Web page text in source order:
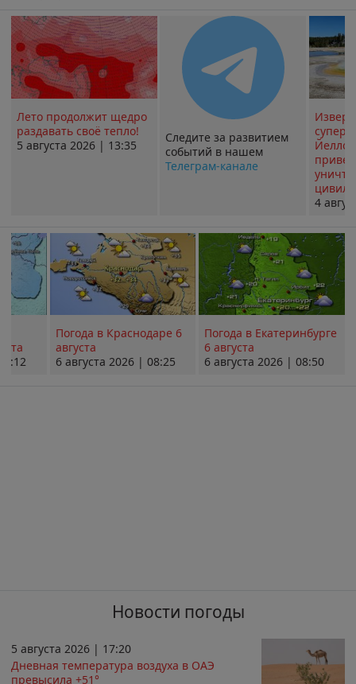
Лето продолжит щедро
раздавать своё тепло!
5 августа 2026 | 13:35
Следите за развитием
событий в нашем
Телеграм-канале
4
Погода в Краснодаре 6
августа
6 августа 2026 | 08:25
Погода в Екатеринбурге
6 августа
6 августа 2026 | 08:50
Новости погоды
5 августа 2026 | 17:20
Дневная температура воздуха в ОАЭ
превысила +51°